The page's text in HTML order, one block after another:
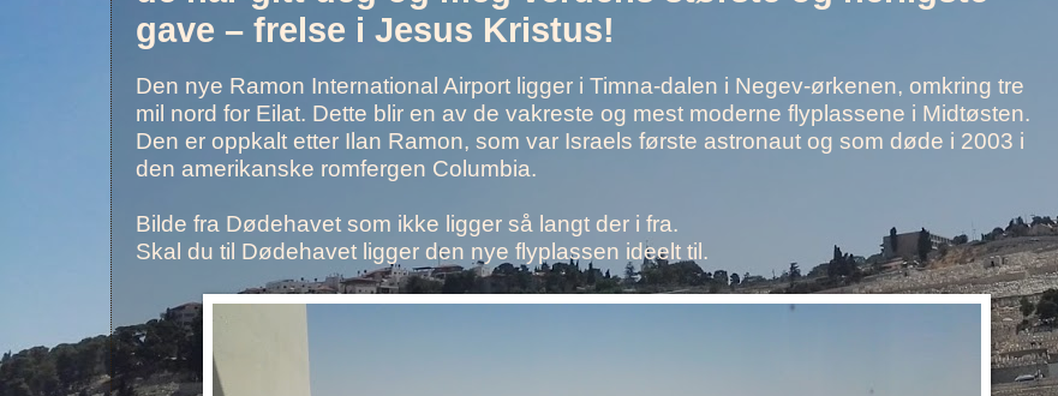
gave – frelse i Jesus Kristus!
Den nye Ramon International Airport ligger i Timna-dalen i Negev-ørkenen, omkring tre
mil nord for Eilat. Dette blir en av de vakreste og mest moderne flyplassene i Midtøsten.
Den er oppkalt etter Ilan Ramon, som var Israels første astronaut og som døde i 2003 i
den amerikanske romfergen Columbia.
Bilde fra Dødehavet som ikke ligger så langt der i fra.
Skal du til Dødehavet ligger den nye flyplassen ideelt til.